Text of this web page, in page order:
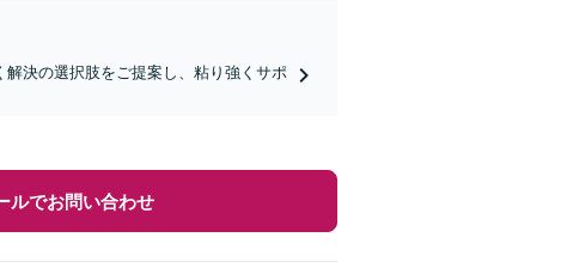
解決の選択肢をご提案し、粘り強くサポ
ルでお問い合わせ